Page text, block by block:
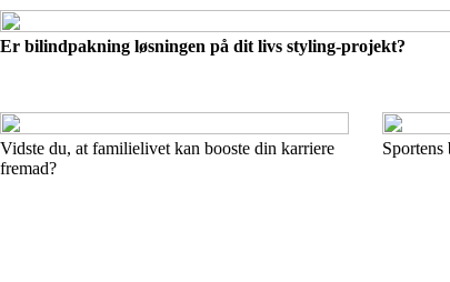
Er bilindpakning løsningen på dit livs styling-projekt?
Vidste du, at familielivet kan booste din karriere
fremad?